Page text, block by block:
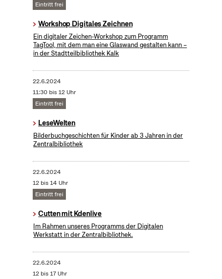
Eintritt frei
Workshop Digitales Zeichnen
Ein digitaler Zeichen-Workshop zum Programm
TagTool, mit dem man eine Glaswand gestalten kann –
in der Stadtteilbibliothek Kalk
22.6.2024
11:30 bis 12 Uhr
Eintritt frei
LeseWelten
Bilderbuchgeschichten für Kinder ab 3 Jahren in der
Zentralbibliothek
22.6.2024
12 bis 14 Uhr
Eintritt frei
Cutten mit Kdenlive
Im Rahmen unseres Programms der Digitalen
Werkstatt in der Zentralbibliothek.
22.6.2024
12 bis 17 Uhr